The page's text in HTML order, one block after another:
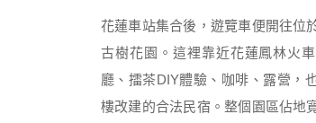
花蓮車站集合後，遊覽車便開往位
古樹花園。這裡靠近花蓮鳳林火
廳、擂茶DIY體驗、咖啡、露營，
樓改建的合法民宿。整個園區佔地